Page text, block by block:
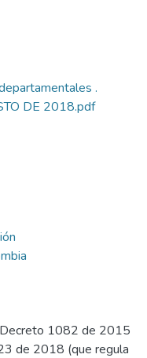
.
DE 2018.pdf
1082 de 2015
de 2018 (que regula